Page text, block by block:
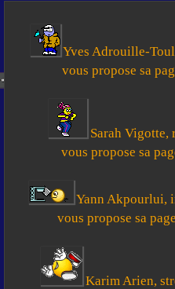
Yves Adrouille-
vous propose sa
Sarah Vigotte,
vous propose sa
Yann Akpourlui,
vous propose sa
Karim Arien,